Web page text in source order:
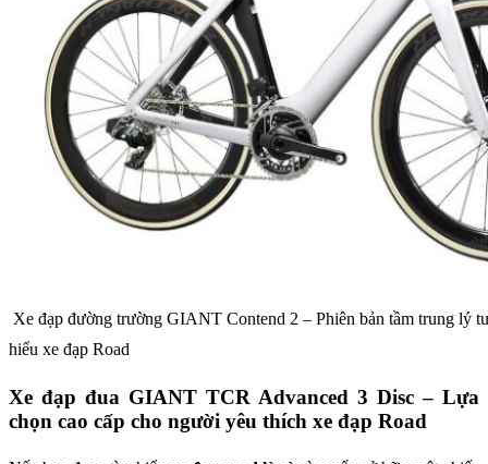
Xe đạp đường trường GIANT Contend 2 – Phiên bản tầm trung lý
hiểu xe đạp Road
Xe đạp đua GIANT TCR Advanced 3 Disc – Lựa
chọn cao cấp cho người yêu thích xe đạp Road